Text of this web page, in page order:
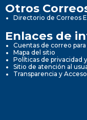
Otros
Directorio de Correos
Enlaces de
Cuentas de correo
Mapa del sitio
Políticas de privacidad
Sitio de atención al
Transparencia y